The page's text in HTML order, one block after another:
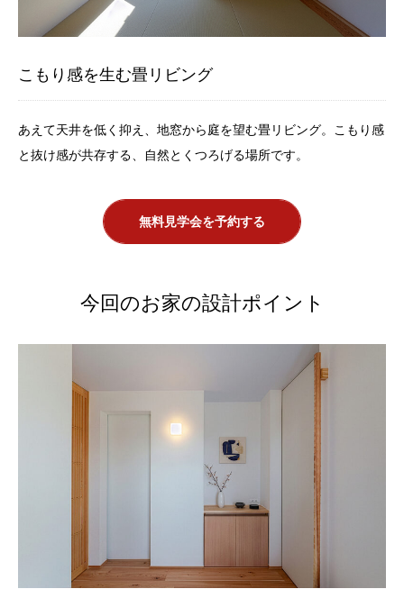
こもり感を生む畳リビング
あえて天井を低く抑え、地窓から庭を望む畳リビング。こもり感
と抜け感が共存する、自然とくつろげる場所です。
無料見学会を予約する
今回のお家の設計ポイント